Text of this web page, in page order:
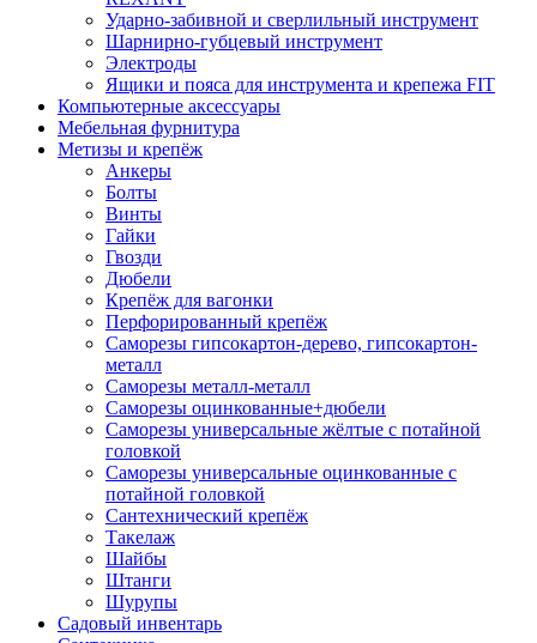
Ударно-забивной и сверлильный инструмент
Шарнирно-губцевый инструмент
Электроды
Ящики и пояса для инструмента и крепежа FIT
Компьютерные аксессуары
Мебельная фурнитура
Метизы и крепёж
Анкеры
Болты
Винты
Гайки
Гвозди
Дюбели
Крепёж для вагонки
Перфорированный крепёж
Саморезы гипсокартон-дерево, гипсокартон-
металл
Саморезы металл-металл
Саморезы оцинкованные+дюбели
Саморезы универсальные жёлтые с потайной
головкой
Саморезы универсальные оцинкованные с
потайной головкой
Сантехнический крепёж
Такелаж
Шайбы
Штанги
Шурупы
Садовый инвентарь